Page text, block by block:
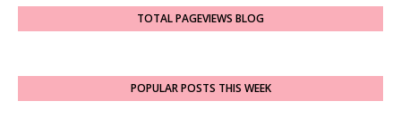
TOTAL PAGEVIEWS BLOG
POPULAR POSTS THIS WEEK